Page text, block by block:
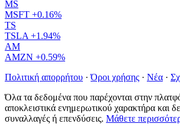
MS
MSFT +0.16%
TS
TSLA +1.94%
AM
AMZN +0.59%
Πολιτική απορρήτου · Όροι χρήσης · Νέα ·
Όλα τα δεδομένα που παρέχονται στην
αποκλειστικά ενημερωτικού χαρακτήρα και
συναλλαγές ή επενδύσεις. Μάθετε